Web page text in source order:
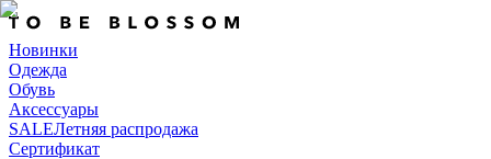
Новинки
Одежда
Обувь
Аксессуары
SALEЛетняя распродажа
Сертификат